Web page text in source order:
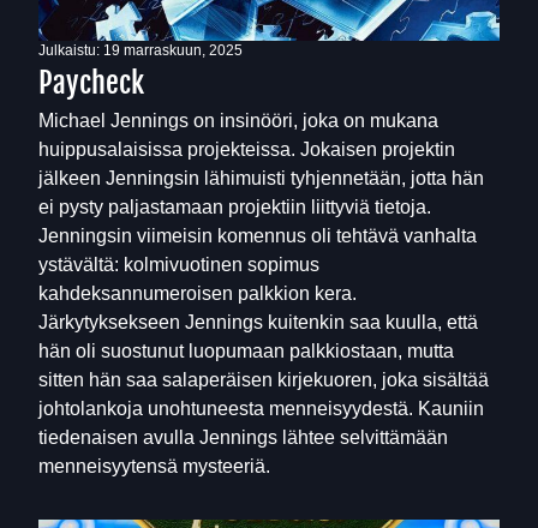
Julkaistu: 19 marraskuun, 2025
Paycheck
Michael Jennings on insinööri, joka on mukana
huippusalaisissa projekteissa. Jokaisen projektin
jälkeen Jenningsin lähimuisti tyhjennetään, jotta hän
ei pysty paljastamaan projektiin liittyviä tietoja.
Jenningsin viimeisin komennus oli tehtävä vanhalta
ystävältä: kolmivuotinen sopimus
kahdeksannumeroisen palkkion kera.
Järkytyksekseen Jennings kuitenkin saa kuulla, että
hän oli suostunut luopumaan palkkiostaan, mutta
sitten hän saa salaperäisen kirjekuoren, joka sisältää
johtolankoja unohtuneesta menneisyydestä. Kauniin
tiedenaisen avulla Jennings lähtee selvittämään
menneisyytensä mysteeriä.